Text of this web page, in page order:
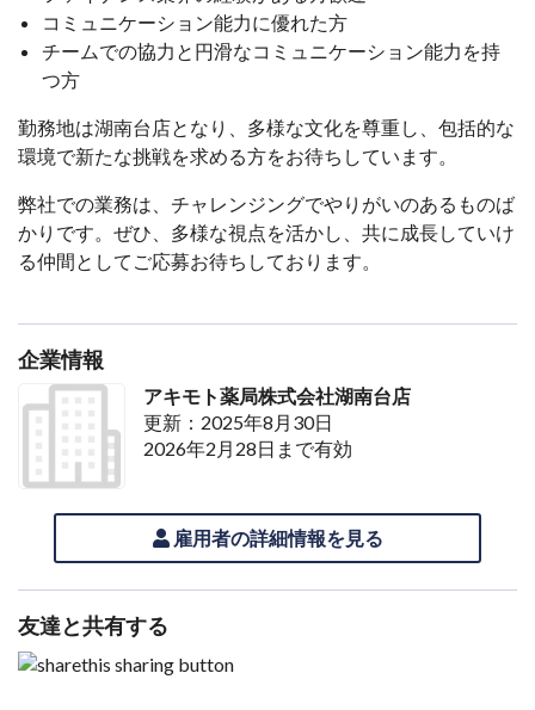
コミュニケーション能力に優れた方
チームでの協力と円滑なコミュニケーション能力を持
つ方
勤務地は湖南台店となり、多様な文化を尊重し、包括的な
環境で新たな挑戦を求める方をお待ちしています。
弊社での業務は、チャレンジングでやりがいのあるものば
かりです。ぜひ、多様な視点を活かし、共に成長していけ
る仲間としてご応募お待ちしております。
企業情報
アキモト薬局株式会社湖南台店
更新：2025年8月30日
2026年2月28日まで有効
雇用者の詳細情報を見る
友達と共有する